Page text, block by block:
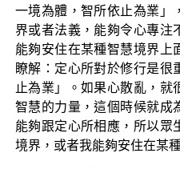
一境為體，智所依止為業」
界或者法義，能夠令心專注
能夠安住在某種智慧境界上
瞭解：定心所對於修行是很
止為業」。如果心散亂，就
智慧的力量，這個時候就成
能夠跟定心所相應，所以眾
境界，或者我能夠安住在某